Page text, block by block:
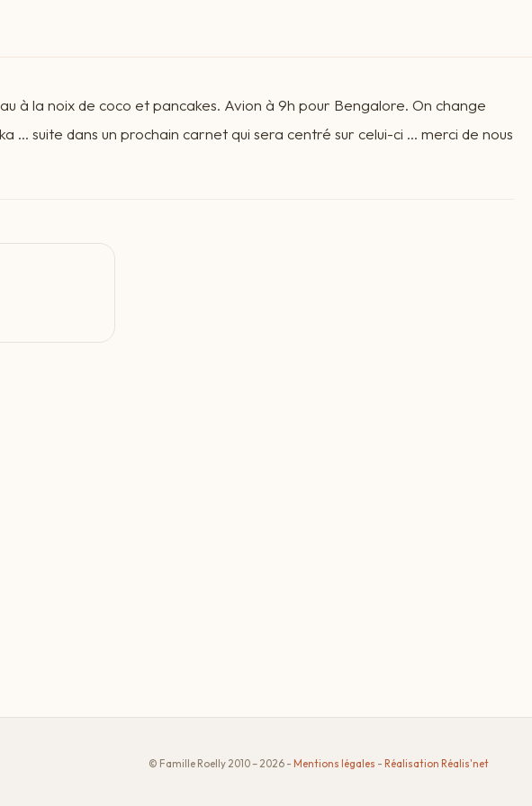
à la noix de coco et pancakes. Avion à 9h pour Bengalore. On change
... suite dans un prochain carnet qui sera centré sur celui-ci ... merci de nous
© Famille Roelly 2010 – 2026 - Mentions légales - Réalisation Réalis'net